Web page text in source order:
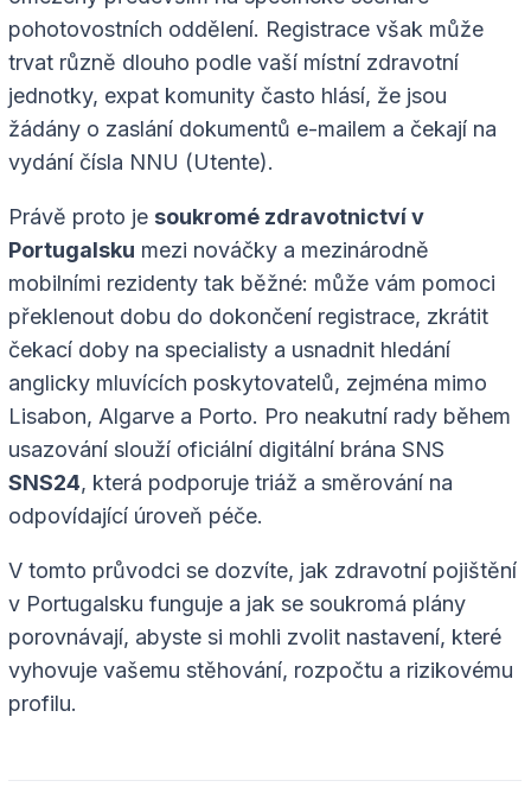
pohotovostních oddělení. Registrace však může
trvat různě dlouho podle vaší místní zdravotní
jednotky, expat komunity často hlásí, že jsou
žádány o zaslání dokumentů e-mailem a čekají na
vydání čísla NNU (Utente).
Právě proto je soukromé zdravotnictví v
Portugalsku mezi nováčky a mezinárodně
mobilními rezidenty tak běžné: může vám pomoci
překlenout dobu do dokončení registrace, zkrátit
čekací doby na specialisty a usnadnit hledání
anglicky mluvících poskytovatelů, zejména mimo
Lisabon, Algarve a Porto. Pro neakutní rady během
usazování slouží oficiální digitální brána SNS
SNS24, která podporuje triáž a směrování na
odpovídající úroveň péče.
V tomto průvodci se dozvíte, jak zdravotní pojištění
v Portugalsku funguje a jak se soukromá plány
porovnávají, abyste si mohli zvolit nastavení, které
vyhovuje vašemu stěhování, rozpočtu a rizikovému
profilu.